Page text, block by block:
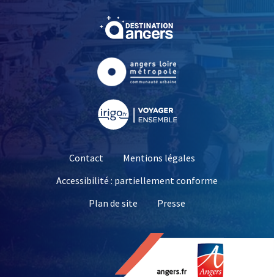
, Ouvre une nouvelle
, Ouvre une nouvelle
Contact
Mentions légales
Accessibilité : partiellement conforme
Plan de site
Presse